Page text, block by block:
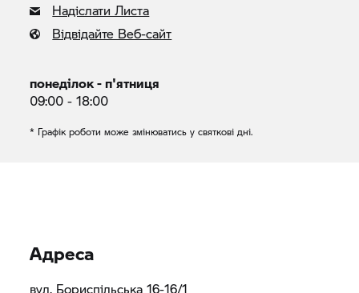
Надіслати Листа
Відвідайте Веб-сайт
понеділок - п'ятниця
09:00 - 18:00
* Графік роботи може змінюватись у святкові дні.
Адреса
вул. Бориспільська 16-16/1